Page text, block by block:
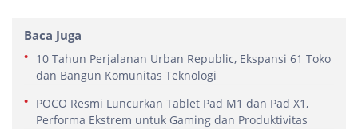
Baca Juga
10 Tahun Perjalanan Urban Republic, Ekspansi 61 Toko
dan Bangun Komunitas Teknologi
POCO Resmi Luncurkan Tablet Pad M1 dan Pad X1,
Performa Ekstrem untuk Gaming dan Produktivitas